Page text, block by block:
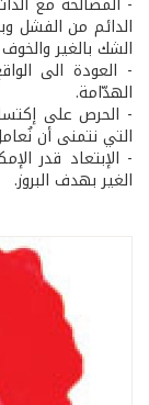
الدائم من الفشل
الشك بالغير
- العودة الى
الهدّامة.
- الحرص على
التي نتمنى أن
- الإبتعاد قدر
الغير بهدف البروز.